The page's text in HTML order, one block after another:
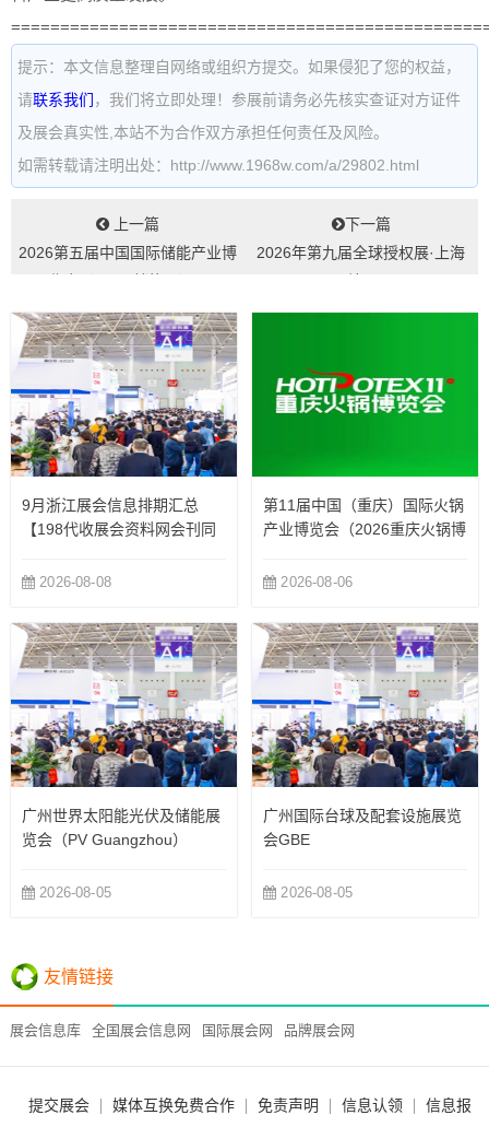
提示：本文信息整理自网络或组织方提交。如果侵犯了您的权益，
请联系我们 ，我们将立即处理！参展前请务必先核实查证对方证件
及展会真实性,本站不为合作双方承担任何责任及风险。
如需转载请注明出处：http://www.1968w.com/a/29802.html
上一篇
2026第五届中国国际储能产业博
下一篇
2026年第九届全球授权展·上海
9月浙江展会信息排期汇总
【198代收展会资料网会刊同
2026-08-08
第11届中国（重庆）国际火锅
产业博览会（2026重庆火锅博
2026-08-06
广州世界太阳能光伏及储能展
览会（PV Guangzhou）
2026-08-05
广州国际台球及配套设施展览
会GBE
2026-08-05
友情链接
展会信息库 全国展会信息网 国际展会网 品牌展会网
提交展会 媒体互换免费合作 免责声明 信息认领 信息报